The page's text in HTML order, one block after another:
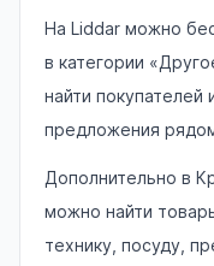
На Liddar можно
в категории
найти
предложения
Дополнительно в
можно найти
технику, посуду,